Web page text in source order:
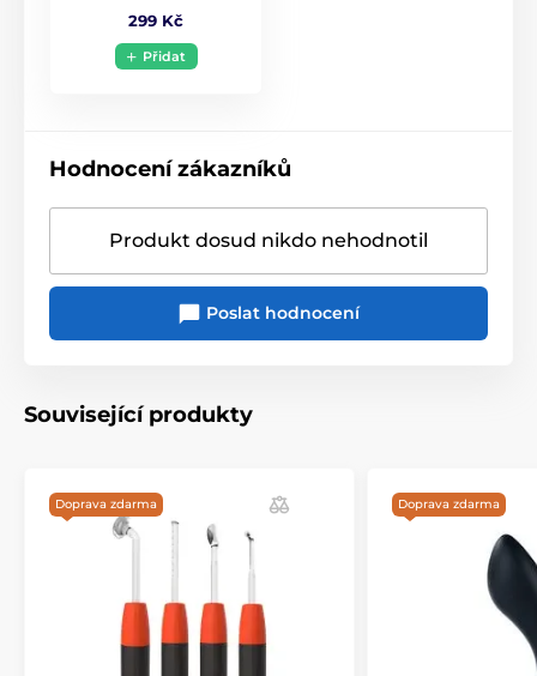
299 Kč
Přidat
Hodnocení zákazníků
Produkt dosud nikdo nehodnotil
Poslat hodnocení
Související produkty
Doprava zdarma Doprava zdarma